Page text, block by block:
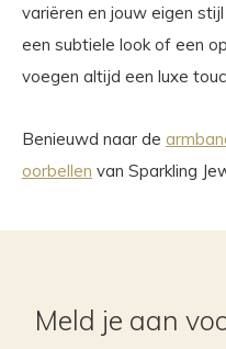
variëren en jouw eigen
een subtiele look of een
voegen altijd een luxe
Benieuwd naar de
oorbellen van Sparkling
Meld je aan